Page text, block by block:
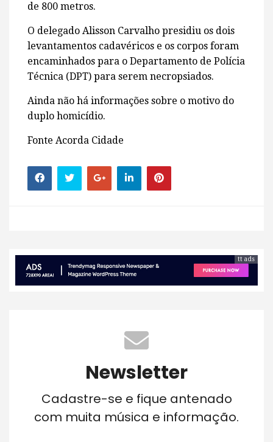
de 800 metros.
O delegado Alisson Carvalho presidiu os dois
levantamentos cadavéricos e os corpos foram
encaminhados para o Departamento de Polícia
Técnica (DPT) para serem necropsiados.
Ainda não há informações sobre o motivo do
duplo homicídio.
Fonte Acorda Cidade
tt ads
Newsletter
Cadastre-se e fique antenado
com muita música e informação.